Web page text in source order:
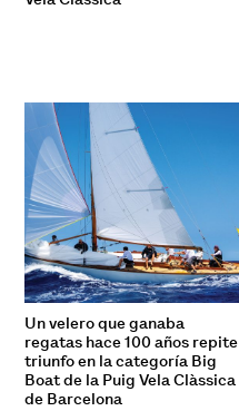
Un velero que ganaba
regatas hace 100 años repite
triunfo en la categoría Big
Boat de la Puig Vela Clàssica
de Barcelona